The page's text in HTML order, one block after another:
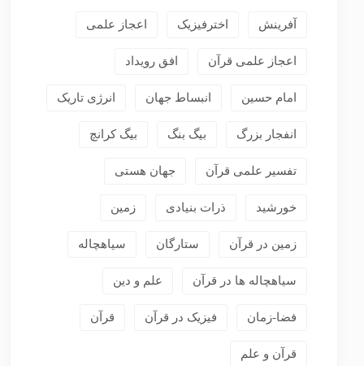
آفرینش اخترفیزیک اعجاز علمی
اعجاز علمی قرآن افق رویداد
امام حسین انبساط جهان انرژی تاریک
انفجار بزرگ بیگ بنگ بیگ کرانچ
تفسیر علمی قرآن جهان هستی
خورشید ذرات بنیادی زمین
زمین در قرآن ستارگان سیاهچاله
سیاهچاله ها در قرآن علم و دین
فضا-زمان فیزیک در قرآن قرآن
قرآن و علم